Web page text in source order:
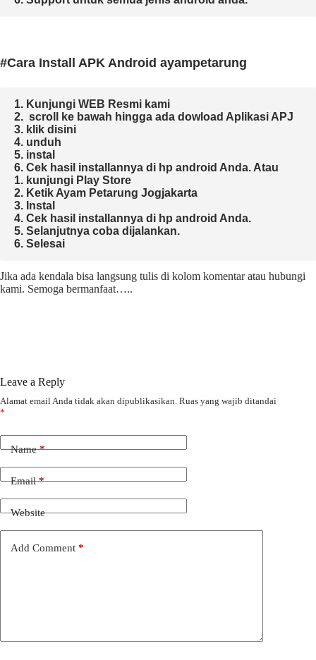
#Cara Install APK Android ayampetarung
1. Kunjungi WEB Resmi kami
2.  scroll ke bawah hingga ada dowload Aplikasi APJ
3. klik disini
4. unduh
5. instal
6. Cek hasil installannya di hp android Anda. Atau
1. kunjungi Play Store
2. Ketik Ayam Petarung Jogjakarta
3. Instal
4. Cek hasil installannya di hp android Anda.
5. Selanjutnya coba dijalankan.
6. Selesai
Jika ada kendala bisa langsung tulis di kolom komentar atau hubungi
kami. Semoga bermanfaat…..
Leave a Reply
Alamat email Anda tidak akan dipublikasikan. Ruas yang wajib ditandai
*
Name*
Email*
Website
Add Comment *